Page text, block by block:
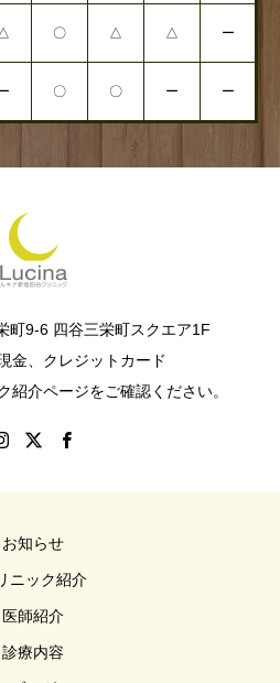
〇 △ △ ー
〇 〇 ー ー
町9-6 四谷三栄町スクエア1F
金、クレジットカード
介ページをご確認ください。
お知らせ
ニック紹介
医師紹介
診療内容